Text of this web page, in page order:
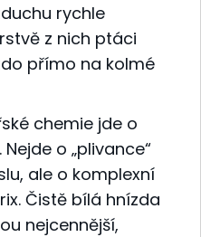
rychle
z nich ptáci
přímo na kolmé
chemie jde o
o „plivance“
ale o komplexní
Čistě bílá hnízda
nejcennější,